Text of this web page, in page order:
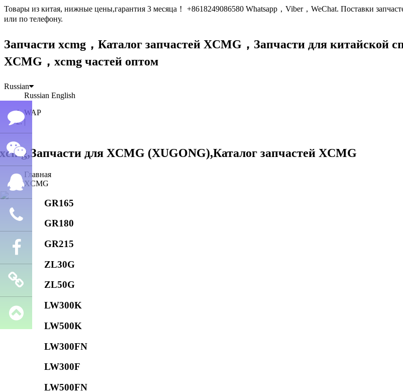
Товары из китая, нижные цены,гарантия 3 месяца！ +8618249086580 Whatsapp，Viber，WeChat. Поставки
или по телефону.
Запчасти xcmg，Каталог запчастей XCMG， Запчасти для китайской
XCMG，xcmg частей оптом
Russian
Russian English
WAP
|
Главная
XCMG
GR165
GR180
GR215
ZL30G
ZL50G
LW300K
LW500K
LW300FN
LW300F
LW500FN
Семён
лю
WeChat
QQ
Телефон
Facebook
Запчасти